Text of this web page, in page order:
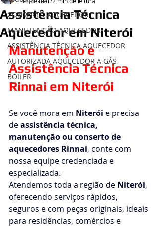
CONSERTO AQUECEDOR
MANUTENÇÃO AQUECEDOR
ASSISTÊNCIA TÉCNICA AQUECEDOR
AUTORIZADA AQUECEDOR A GÁS
BOILER
Assistência Técnica
Aquecedor em Niterói
Manutenção e
Assistência Técnica
Rinnai em Niterói
Se você mora em Niterói e precisa
de assistência técnica,
manutenção ou conserto de
aquecedores Rinnai, conte com
nossa equipe credenciada e
especializada.
Atendemos toda a região de Niterói,
oferecendo serviços rápidos,
seguros e com peças originais, ideais
para residências, comércios e